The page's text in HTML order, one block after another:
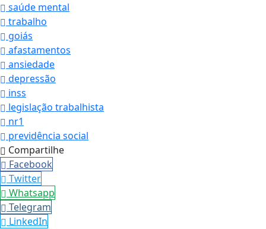
saúde mental
trabalho
goiás
afastamentos
ansiedade
depressão
inss
legislação trabalhista
nr1
previdência social
Compartilhe
Facebook
Twitter
Whatsapp
Telegram
LinkedIn